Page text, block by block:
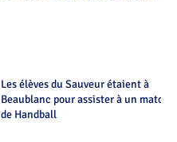
Les élèves du Sauveur étaient à
Beaublanc pour assister à un match
de Handball